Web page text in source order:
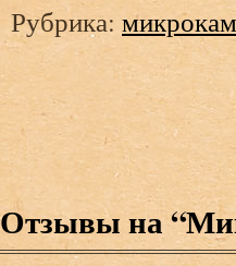
Рубрика:
Отзывы на